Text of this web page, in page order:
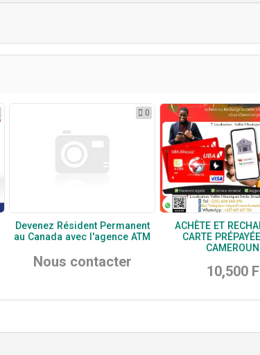
0
Devenez Résident Permanent
au Canada avec l'agence ATM
Nous contacter
ACHÈTE ET
CARTE
CAMEROUN
10,500 F